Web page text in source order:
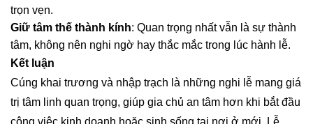
trọn vẹn.
Giữ tâm thế thành kính: Quan trọng nhất vẫn là sự thành
tâm, không nên nghi ngờ hay thắc mắc trong lúc hành lễ.
Kết luận
Cúng khai trương và nhập trạch là những nghi lễ mang giá
trị tâm linh quan trọng, giúp gia chủ an tâm hơn khi bắt đầu